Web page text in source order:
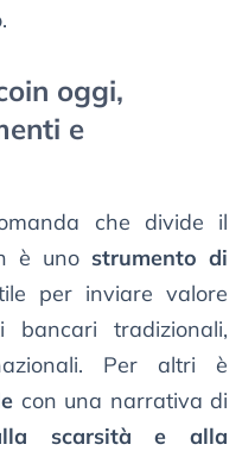
oggi,
e
che divide il
è uno strumento di
per inviare valore
bancari tradizionali,
Per altri è
con una narrativa di
scarsità e alla